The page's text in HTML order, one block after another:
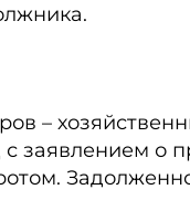
–
заявлением о